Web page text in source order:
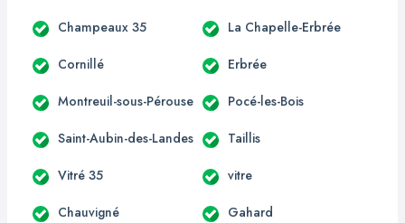
Champeaux 35 La Chapelle-Erbrée
Cornillé Erbrée
Montreuil-sous-Pérouse Pocé-les-Bois
Saint-Aubin-des-Landes Taillis
Vitré 35 vitre
Chauvigné Gahard